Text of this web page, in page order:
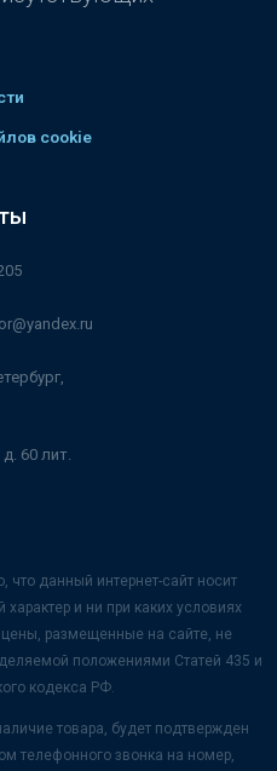
cookie
60 лит.
данный интернет-сайт носит
и ни при каких условиях
размещенные на сайте, не
положениями Статей 435 и
кодекса РФ.
товара, будет подтвержден
телефонного звонка на номер,